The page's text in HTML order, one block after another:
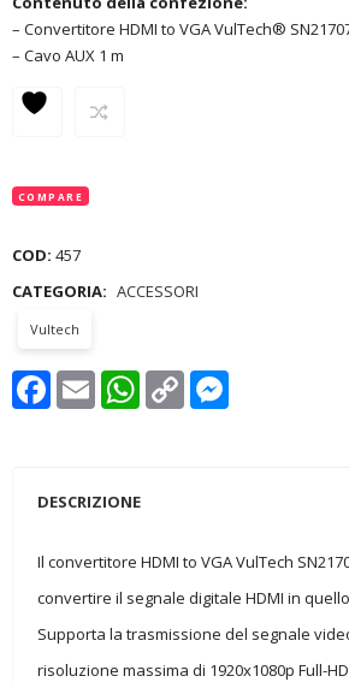
– Convertitore HDMI to VGA VulTech®
– Cavo AUX 1 m
COMPARE
COD: 457
CATEGORIA: ACCESSORI
Vultech
Facebook
Email WhatsApp
Copy
Link
DESCRIZIONE
Il convertitore HDMI to VGA VulTech
convertire il segnale digitale HDMI in
Supporta la trasmissione del segnale
risoluzione massima di 1920x1080p Full-